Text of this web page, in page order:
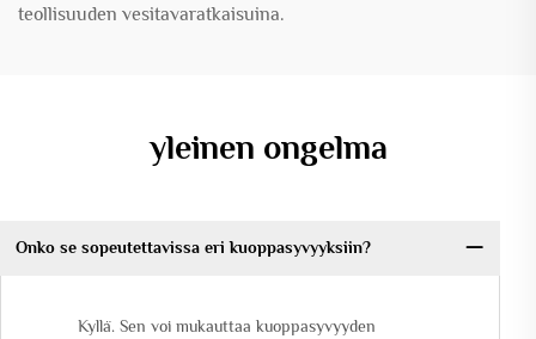
teollisuuden vesitavaratkaisuina.
yleinen ongelma
Onko se sopeutettavissa eri kuoppasyvyyksiin?
Kyllä. Sen voi mukauttaa kuoppasyvyyden